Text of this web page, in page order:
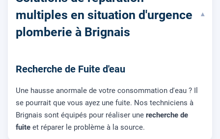
multiples en situation d'urgence
plomberie à Brignais
▾
Recherche de Fuite d'eau
Une hausse anormale de votre consommation d'eau ? Il
se pourrait que vous ayez une fuite. Nos techniciens à
Brignais sont équipés pour réaliser une recherche de
fuite et réparer le problème à la source.